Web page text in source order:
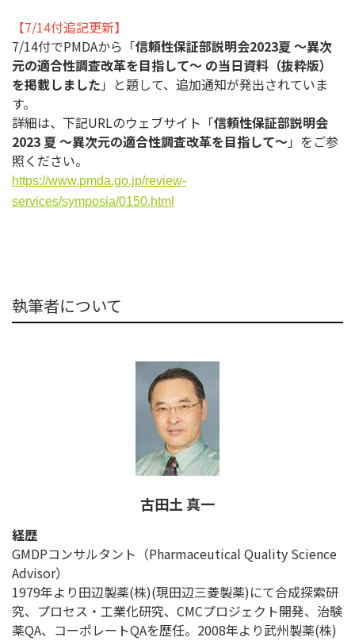
【7/14付追記更新】
7/14付でPMDAから「信頼性保証部説明会2023夏 ～異次
元の適合性調査改革を目指して～ の当日資料（抜粋版）
を掲載しました 」と題して、追加通知が発出されていま
す。
詳細は、下記URLのウェブサイト「信頼性保証部説明会
2023 夏 ～異次元の適合性調査改革を目指して～」をご参
照ください。
https://www.pmda.go.jp/review-
services/symposia/0150.html
執筆者について
古田土 真一
経歴
GMDPコンサルタント（Pharmaceutical Quality Science
Advisor）
1979年より田辺製薬(株)(現田辺三菱製薬)にて合成探索研
究、プロセス・工業化研究、CMCプロジェクト開発、治験
薬QA、コーポレートQAを歴任。2008年より武州製薬(株)